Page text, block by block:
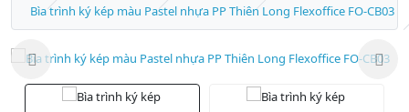
Bìa trình ký kép màu Pastel nhựa PP Thiên Long Flexoffice FO-CB03